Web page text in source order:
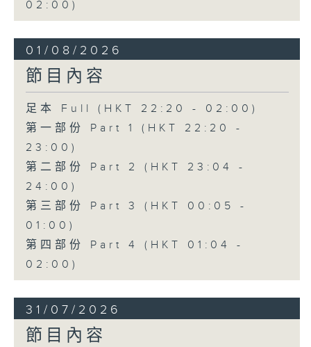
02:00)
01/08/2026
節目內容
足本 Full (HKT 22:20 - 02:00)
第一部份 Part 1 (HKT 22:20 -
23:00)
第二部份 Part 2 (HKT 23:04 -
24:00)
第三部份 Part 3 (HKT 00:05 -
01:00)
第四部份 Part 4 (HKT 01:04 -
02:00)
31/07/2026
節目內容